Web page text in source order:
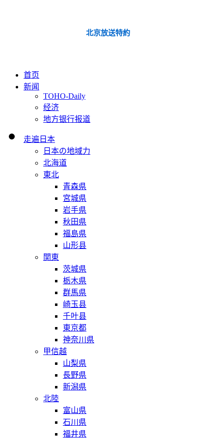
北京放送特約
首页
新闻
TOHO-Daily
经济
地方银行报道
走遍日本
日本の地域力
北海道
東北
青森県
宮城県
岩手県
秋田県
福島県
山形县
関東
茨城県
栃木県
群馬県
崎玉县
千叶县
東京都
神奈川県
甲信越
山梨県
長野県
新潟県
北陸
富山県
石川県
福井県